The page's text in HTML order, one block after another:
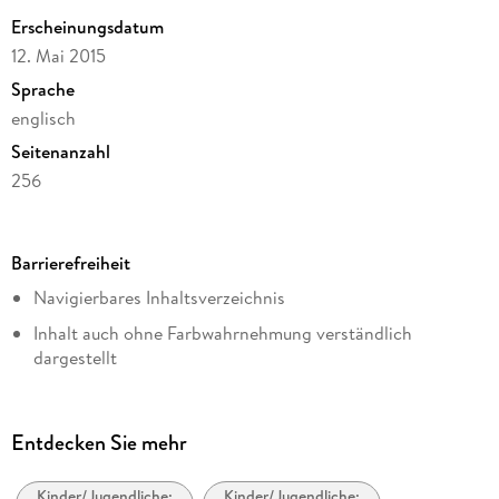
Theodore Boone: The Accomplice
Erscheinungsdatum
12. Mai 2015
Sprache
englisch
Seitenanzahl
256
Altersempfehlung
von 8 bis 12 Jahren
Reihe
Theo Boone, 5
John Grisham
Penguin Young Readers Group
Barrierefreiheit
Navigierbares Inhaltsverzeichnis
Inhalt auch ohne Farbwahrnehmung verständlich
dargestellt
Entdecken Sie mehr